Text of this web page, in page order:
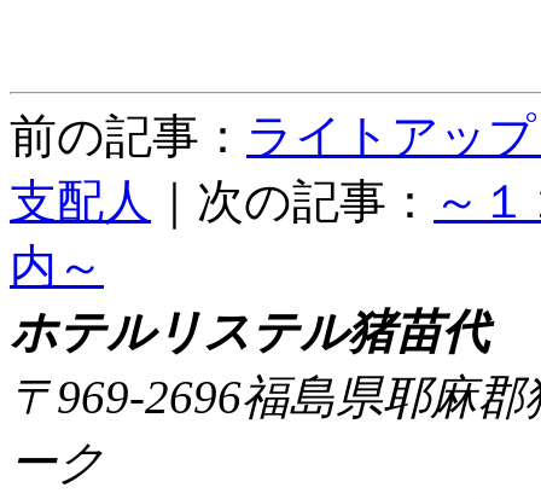
前の記事： ライトアッ
支配人
｜次の記事： ～
内～
ホテルリステル猪苗代
〒969-2696福島県耶麻
ーク